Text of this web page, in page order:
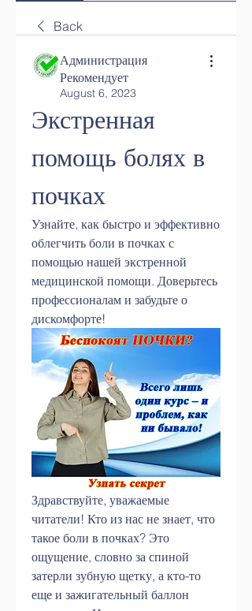
Back
Администрация
Рекомендует
August 6, 2023
Экстренная
помощь болях в
почках
Узнайте, как быстро и эффективно
облегчить боли в почках с
помощью нашей экстренной
медицинской помощи. Доверьтесь
профессионалам и забудьте о
дискомфорте!
Здравствуйте, уважаемые
читатели! Кто из нас не знает, что
такое боли в почках? Это
ощущение, словно за спиной
затерли зубную щетку, а кто-то
еще и зажигательный баллон